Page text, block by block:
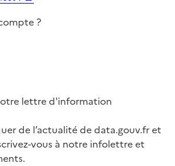
?
lettre d'information
de l’actualité de data.gouv.fr et
vous à notre infolettre et